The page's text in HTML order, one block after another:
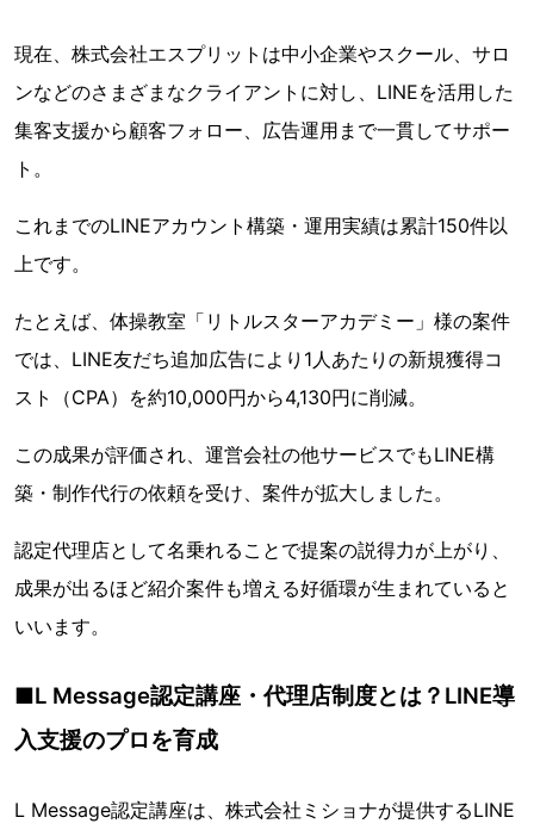
現在、株式会社エスプリットは中小企業やスクール、サロ
ンなどのさまざまなクライアントに対し、LINEを活用した
集客支援から顧客フォロー、広告運用まで一貫してサポー
ト。
これまでのLINEアカウント構築・運用実績は累計150件以
上です。
たとえば、体操教室「リトルスターアカデミー」様の案件
では、LINE友だち追加広告により1人あたりの新規獲得コ
スト（CPA）を約10,000円から4,130円に削減。
この成果が評価され、運営会社の他サービスでもLINE構
築・制作代行の依頼を受け、案件が拡大しました。
認定代理店として名乗れることで提案の説得力が上がり、
成果が出るほど紹介案件も増える好循環が生まれていると
いいます。
■L Message認定講座・代理店制度とは？LINE導
入支援のプロを育成
L Message認定講座は、株式会社ミショナが提供するLINE